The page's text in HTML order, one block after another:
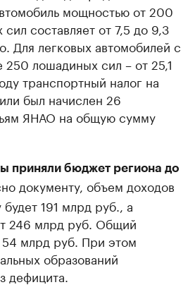
мощностью от 200
составляет от 7,5 до 9,3
Для легковых автомобилей с
лошадиных сил – от 25,1
транспортный налог на
был начислен 26
ЯНАО на общую сумму
приняли бюджет региона до
документу, объем доходов
191 млрд руб., а
246 млрд руб. Общий
54 млрд руб. При этом
образований
дефицита.